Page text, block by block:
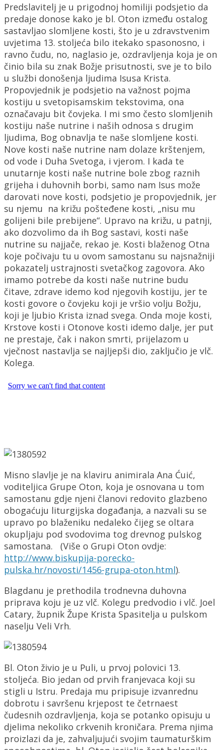
Predslavitelj je u prigodnoj homiliji podsjetio da
predaje donose kako je bl. Oton između ostalog
sastavljao slomljene kosti, što je u zdravstvenim
uvjetima 13. stoljeća bilo itekako spasonosno, i
ravno čudu, no, naglasio je, ozdravljenja koja je on
činio bila su znak Božje prisutnosti, sve je to bilo
u službi donošenja ljudima Isusa Krista.
Propovjednik je podsjetio na važnost pojma
kostiju u svetopisamskim tekstovima, ona
označavaju bit čovjeka. I mi smo često slomljenih
kostiju naše nutrine i naših odnosa s drugim
ljudima, Bog obnavlja te naše slomljene kosti.
Nove kosti naše nutrine nam dolaze krštenjem,
od vode i Duha Svetoga, i vjerom. I kada te
unutarnje kosti naše nutrine bole zbog raznih
grijeha i duhovnih borbi, samo nam Isus može
darovati nove kosti, podsjetio je propovjednik, jer
su njemu na križu pošteđene kosti, „nisu mu
golijeni bile prebijene“. Upravo na križu, u patnji,
ako dozvolimo da ih Bog sastavi, kosti naše
nutrine su najjače, rekao je. Kosti blaženog Otna
koje počivaju tu u ovom samostanu su najsnažniji
pokazatelj ustrajnosti svetačkog zagovora. Ako
imamo potrebe da kosti naše nutrine budu
čitave, zdrave idemo kod njegovih kostiju, jer te
kosti govore o čovjeku koji je vršio volju Božju,
koji je ljubio Krista iznad svega. Onda moje kosti,
Krstove kosti i Otonove kosti idemo dalje, jer put
ne prestaje, čak i nakon smrti, prijelazom u
vječnost nastavlja se najljepši dio, zaključio je vlč.
Kolega.
Misno slavlje je na klaviru animirala Ana Ćuić,
voditeljica Grupe Oton, koja je osnovana u tom
samostanu gdje njeni članovi redovito glazbeno
obogaćuju liturgijska događanja, a nazvali su se
upravo po blaženiku nedaleko čijeg se oltara
okupljaju pod svodovima tog drevnog pulskog
samostana. (Više o Grupi Oton ovdje:
http://www.biskupija-porecko-
pulska.hr/novosti/1456-grupa-oton.html).
Blagdanu je prethodila trodnevna duhovna
priprava koju je uz vlč. Kolegu predvodio i vlč. Joel
Catary, župnik Župe Krista Spasitelja u pulskom
naselju Veli Vrh.
Bl. Oton živio je u Puli, u prvoj polovici 13.
stoljeća. Bio jedan od prvih franjevaca koji su
stigli u Istru. Predaja mu pripisuje izvanrednu
dobrotu i savršenu krjepost te četrnaest
čudesnih ozdravljenja, koja se potanko opisuju u
djelima nekoliko crkvenih kroničara. Prema njima
proizlazi da je, zahvaljujući svojim taumaturškim